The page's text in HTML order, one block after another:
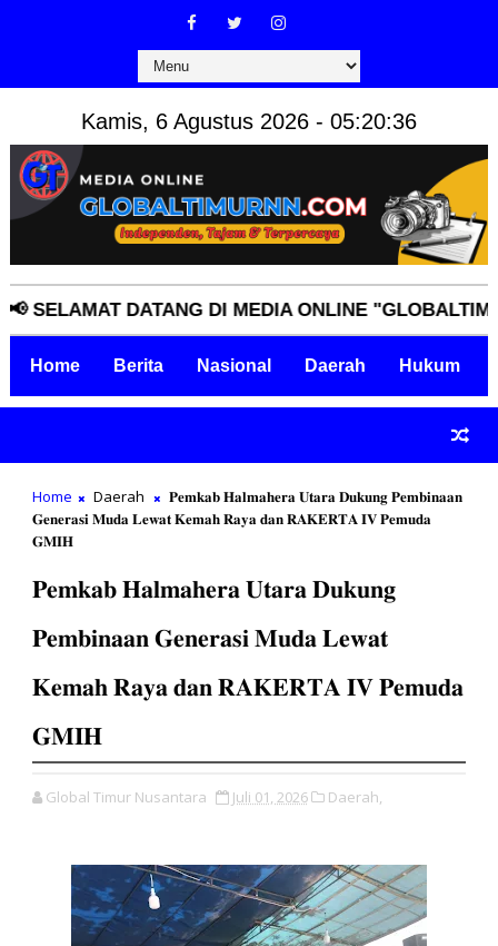
Kamis, 6 Agustus 2026 - 05:20:37
DATANG DI MEDIA ONLINE
Home Berita Nasional Daerah Hukum
Home Daerah
𝐏𝐞𝐦𝐤𝐚𝐛 𝐇𝐚𝐥𝐦𝐚𝐡𝐞𝐫𝐚 𝐔𝐭𝐚𝐫𝐚 𝐃𝐮𝐤𝐮𝐧𝐠 𝐏𝐞𝐦𝐛𝐢𝐧𝐚𝐚𝐧
𝐆𝐞𝐧𝐞𝐫𝐚𝐬𝐢 𝐌𝐮𝐝𝐚 𝐋𝐞𝐰𝐚𝐭 𝐊𝐞𝐦𝐚𝐡 𝐑𝐚𝐲𝐚 𝐝𝐚𝐧 𝐑𝐀𝐊𝐄𝐑𝐓𝐀 𝐈𝐕 𝐏𝐞𝐦𝐮𝐝𝐚
𝐆𝐌𝐈𝐇
𝐏𝐞𝐦𝐤𝐚𝐛 𝐇𝐚𝐥𝐦𝐚𝐡𝐞𝐫𝐚 𝐔𝐭𝐚𝐫𝐚 𝐃𝐮𝐤𝐮𝐧𝐠
𝐏𝐞𝐦𝐛𝐢𝐧𝐚𝐚𝐧 𝐆𝐞𝐧𝐞𝐫𝐚𝐬𝐢 𝐌𝐮𝐝𝐚 𝐋𝐞𝐰𝐚𝐭
𝐊𝐞𝐦𝐚𝐡 𝐑𝐚𝐲𝐚 𝐝𝐚𝐧 𝐑𝐀𝐊𝐄𝐑𝐓𝐀 𝐈𝐕 𝐏𝐞𝐦𝐮𝐝𝐚
𝐆𝐌𝐈𝐇
Global Timur Nusantara Juli 01, 2026 Daerah,